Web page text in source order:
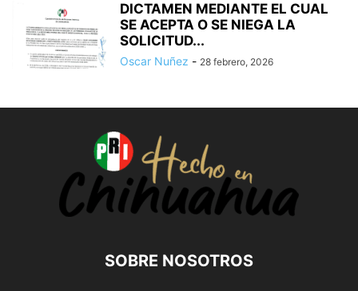
DICTAMEN MEDIANTE EL CUAL
SE ACEPTA O SE NIEGA LA
SOLICITUD...
Oscar Nuñez - 28 febrero, 2026
SOBRE NOSOTROS